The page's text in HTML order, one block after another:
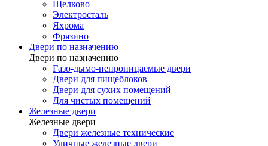
Щелково
Электросталь
Яхрома
Фрязино
Двери по назначению
Двери по назначению
Газо-дымо-непроницаемые двери
Двери для пищеблоков
Двери для сухих помещений
Для чистых помещений
Железные двери
Железные двери
Двери железные технические
Уличные железные двери